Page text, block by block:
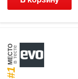
#1
МЕСТОв тесте